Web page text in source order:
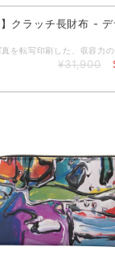
】クラッチ長財布 -
¥31,900